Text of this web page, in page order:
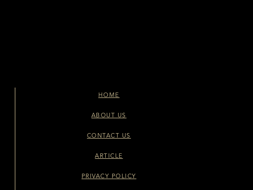
HOME
ABOUT US
CONTACT US
ARTICLE
PRIVACY POLICY